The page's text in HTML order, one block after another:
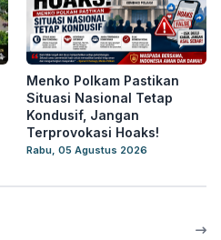
Menko Polkam Pastikan
Situasi Nasional Tetap
Kondusif, Jangan
Terprovokasi Hoaks!
Rabu, 05 Agustus 2026